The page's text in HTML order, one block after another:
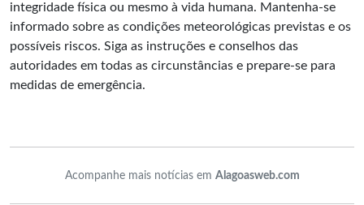
integridade física ou mesmo à vida humana. Mantenha-se
informado sobre as condições meteorológicas previstas e os
possíveis riscos. Siga as instruções e conselhos das
autoridades em todas as circunstâncias e prepare-se para
medidas de emergência.
Acompanhe mais notícias em Alagoasweb.com